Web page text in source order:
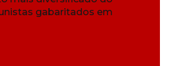
gabaritados em